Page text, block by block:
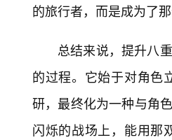
的旅行者，而是成为了
总结来说，提升八
的过程。它始于对角色
研，最终化为一种与角
闪烁的战场上，能用那